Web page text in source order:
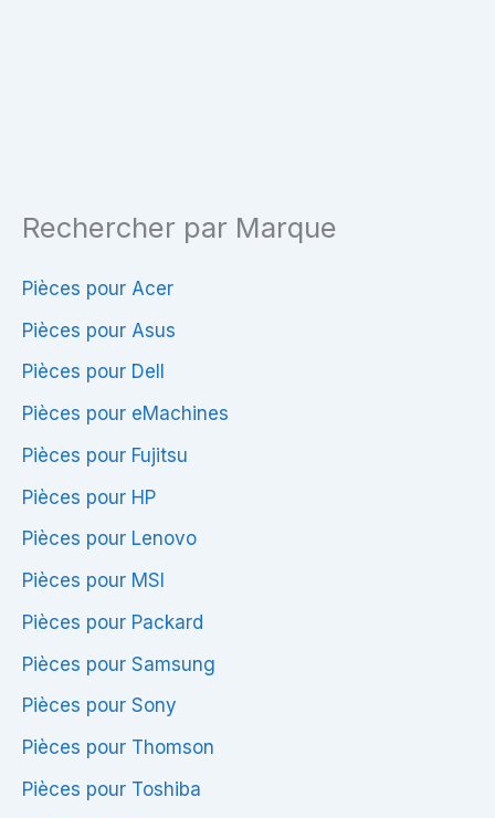
Rechercher par Marque
Pièces pour Acer
Pièces pour Asus
Pièces pour Dell
Pièces pour eMachines
Pièces pour Fujitsu
Pièces pour HP
Pièces pour Lenovo
Pièces pour MSI
Pièces pour Packard
Pièces pour Samsung
Pièces pour Sony
Pièces pour Thomson
Pièces pour Toshiba